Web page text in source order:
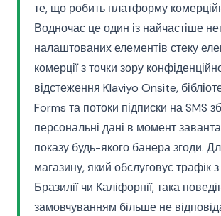
те, що робить платформу
Водночас це один із найчастіше
налаштованих елементів стеку
комерції з точки зору
відстеження Klaviyo Onsite,
Forms та потоки підписки на SMS
персональні дані в момент
показу будь-якого банера згоди.
магазину, який обслуговує трафік з
Бразилії чи Каліфорнії, така
замовчуванням більше не